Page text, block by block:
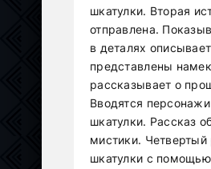
шкатулки. Вторая
отправлена.
в деталях
представлены
рассказывает о
Вводятся
шкатулки. Рассказ
мистики. Четвертый
шкатулки с